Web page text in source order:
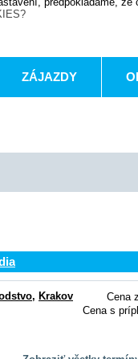
ZÁJAZDY
Cena
Cena s
, Krakov